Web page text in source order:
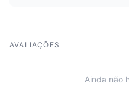
AVALIAÇÕES
Ainda não